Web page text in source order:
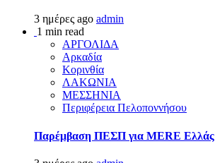
3 ημέρες ago admin
1 min read
ΑΡΓΟΛΙΔΑ
Αρκαδία
Κορινθία
ΛΑΚΩΝΙΑ
ΜΕΣΣΗΝΙΑ
Περιφέρεια Πελοποννήσου
Παρέμβαση ΠΕΣΠ για MERE Ελλάς